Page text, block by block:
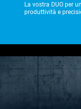
La vostra DUO per
produttività e